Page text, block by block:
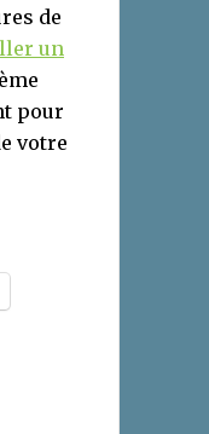
de
un
pour
votre